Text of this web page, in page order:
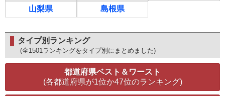
山梨県
島根県
タイプ別ランキング
(全1501ランキングをタイプ別にまとめました)
都道府県ベスト＆ワースト
(各都道府県が1位か47位のランキング)